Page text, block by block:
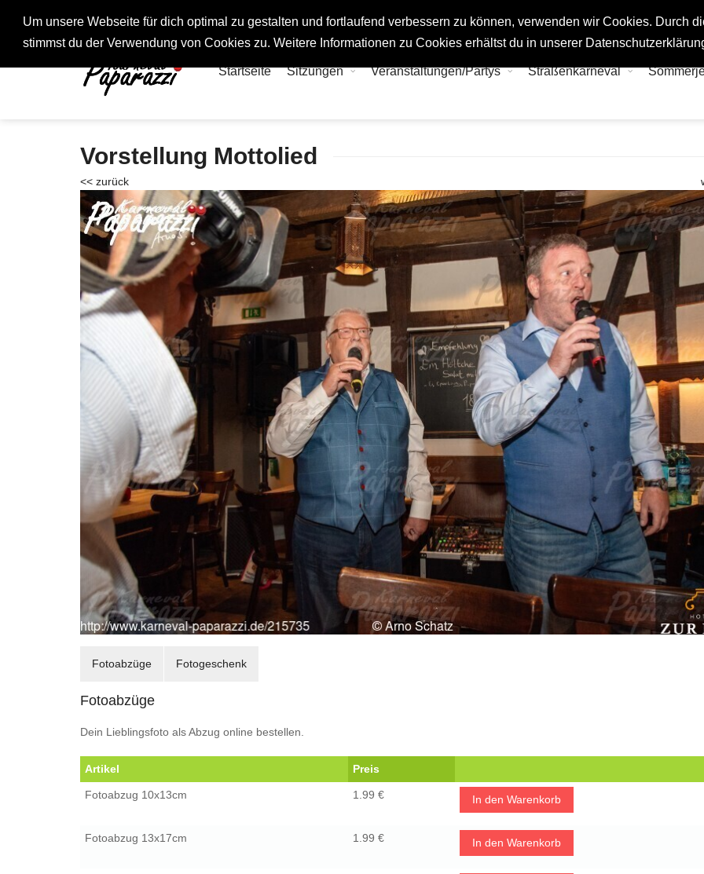
Um unsere Webseite für dich optimal zu gestalten und fortlaufend verbessern zu können, verwenden wir Cookies. Durch
stimmst du der Verwendung von Cookies zu. Weitere Informationen zu Cookies erhältst du in unserer
Fotos rund um den Fastelovend
Startseite Sitzungen Veranstaltungen/Partys Straßenkarneval
Vorstellung Mottolied
<< zurück
Fotoabzüge Fotogeschenk
Fotoabzüge
Dein Lieblingsfoto als Abzug online bestellen.
Artikel Preis
Fotoabzug 10x13cm 1.99 € In den Warenkorb
Fotoabzug 13x17cm 1.99 € In den Warenkorb